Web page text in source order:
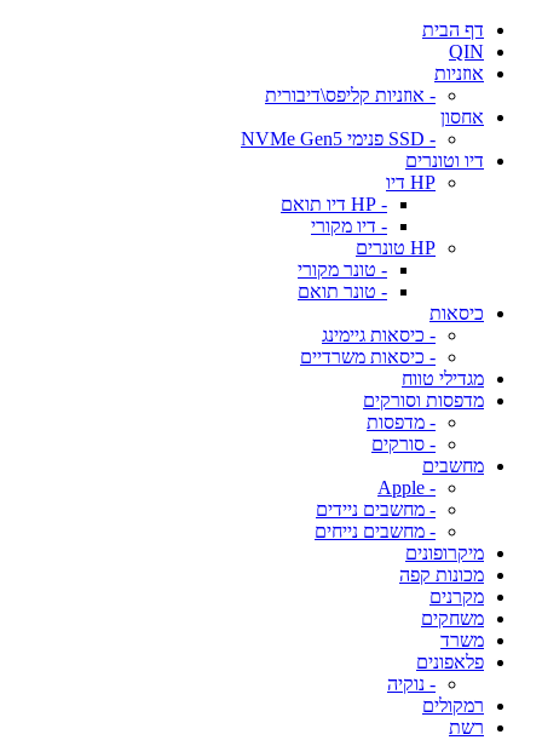
דף הבית
QIN
אוזניות
- אוזניות קליפס\דיבורית
אחסון
- SSD פנימי NVMe Gen5
דיו וטונרים
HP דיו
- HP דיו תואם
- דיו מקורי
HP טונרים
- טונר מקורי
- טונר תואם
כיסאות
- כיסאות גיימינג
- כיסאות משרדיים
מגדילי טווח
מדפסות וסורקים
- מדפסות
- סורקים
מחשבים
- Apple
- מחשבים ניידים
- מחשבים נייחים
מיקרופונים
מכונות קפה
מקרנים
משחקים
משרד
פלאפונים
- נוקיה
רמקולים
רשת